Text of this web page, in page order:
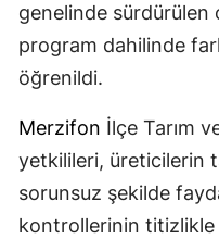
genelinde sürdürülen
program dahilinde
öğrenildi.
Merzifon İlçe Tarım
yetkilileri, üreticilerin
sorunsuz şekilde
kontrollerinin